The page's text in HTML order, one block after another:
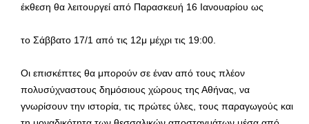
έκθεση θα λειτουργεί από Παρασκευή 16 Ιανουαρίου ως
το Σάββατο 17/1 από τις 12μ μέχρι τις 19:00.
Οι επισκέπτες θα μπορούν σε έναν από τους πλέον
πολυσύχναστους δημόσιους χώρους της Αθήνας, να
γνωρίσουν την ιστορία, τις πρώτες ύλες, τους παραγωγούς και